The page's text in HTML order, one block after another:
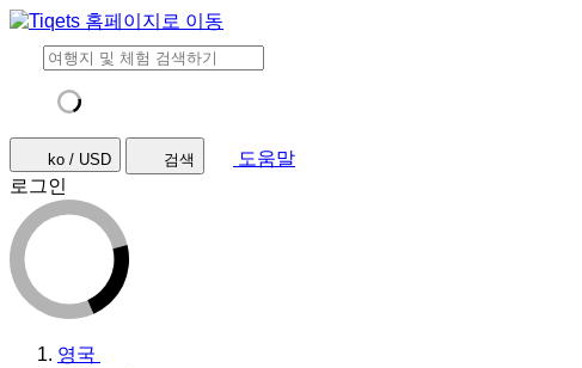
ko / USD 검색
도움말
로그인
영국